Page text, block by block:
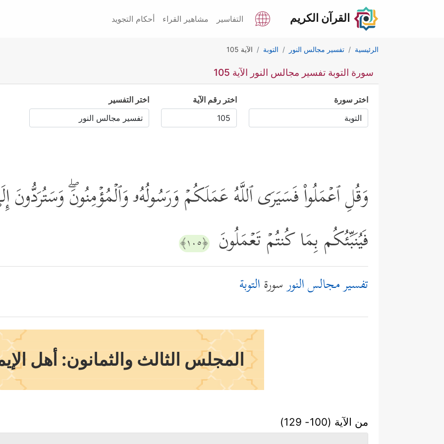
القرآن الكريم التفاسير مشاهير القراء أحكام التجويد
الرئيسية تفسير مجالس النور التوبة الآية 105
سورة التوبة تفسير مجالس النور الآية 105
اختر سورة اختر رقم الآية اختر التفسير
وَقُلِ ٱعۡمَلُواْ فَسَیَرَى ٱللَّهُ عَمَلَكُمۡ وَرَسُولُهُۥ وَٱلۡمُؤۡمِنُونَۖ وَسَتُرَدُّونَ
فَیُنَبِّئُكُم بِمَا كُنتُمۡ تَعۡمَلُونَ ﴿١٠٥﴾
تفسير مجالس النورسورةالتوبة
المجلس الثالث والثمانون: أهل
من الآية (100- 129)